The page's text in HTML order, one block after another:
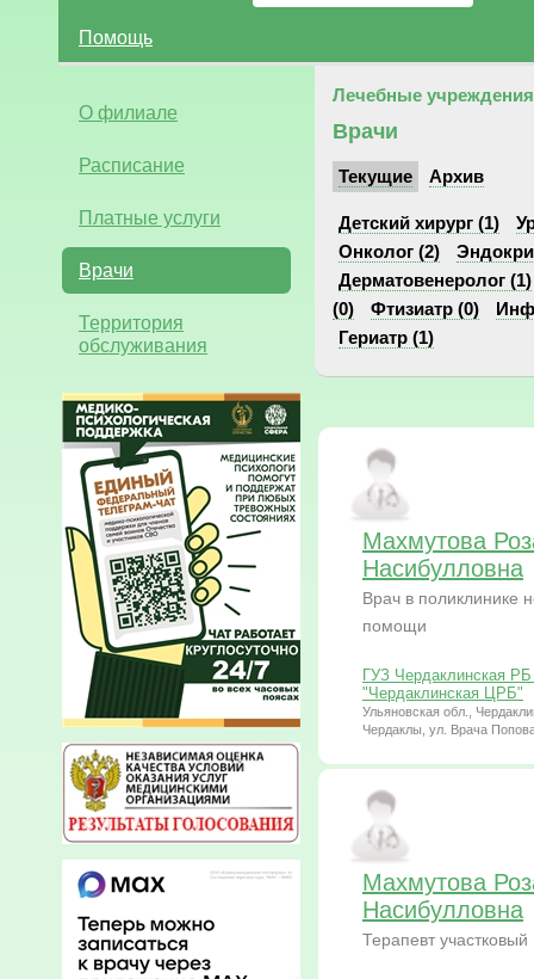
Помощь
О филиале
Расписание
Платные услуги
Врачи
Территория
обслуживания
Лечебные учреждения
Врачи
Текущие Архив
Детский хирург (1)
Онколог (2)
Дерматовенеролог (1)
(0)
Фтизиатр (0)
Гериатр (1)
Махмутова
Насибулловна
Врач в поликлинике
помощи
ГУЗ Чердаклинская
"Чердаклинская ЦРБ"
Ульяновская обл.,
Чердаклы, ул. Врача
Махмутова
Насибулловна
Терапевт участковый